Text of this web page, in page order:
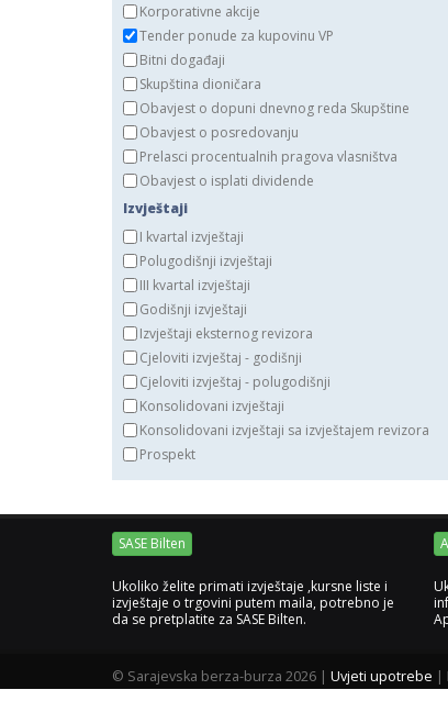
Korporativne akcije
Tender ponude za kupovinu VP
Bitni događaji
Skupština dioničara
Obavjest o dopuni dnevnog reda Skupštine
Obavjest o posredovanju
Prelasci procentualnih pragova vlasništva
Obavjest o isplati dividende
Izvještaji
I kvartal izvještaji
Polugodišnji izvještaji
III kvartal izvještaji
Godišnji izvještaji
Izvještaji eksternog revizora
Cjeloviti izvještaj - godišnji
Cjeloviti izvještaj - polugodišnji
Konsolidovani izvještaji
Konsolidovani izvještaji sa izvještajem revizora
Prospekt
SASE Bilten
Ukoliko želite primati izvještaje ,kursne liste i
izvještaje o trgovini putem maila, potrebno je
da se pretplatite za SASE Bilten.
© Sarajevska berza-burza 2026 | Uvjeti upotrebe |